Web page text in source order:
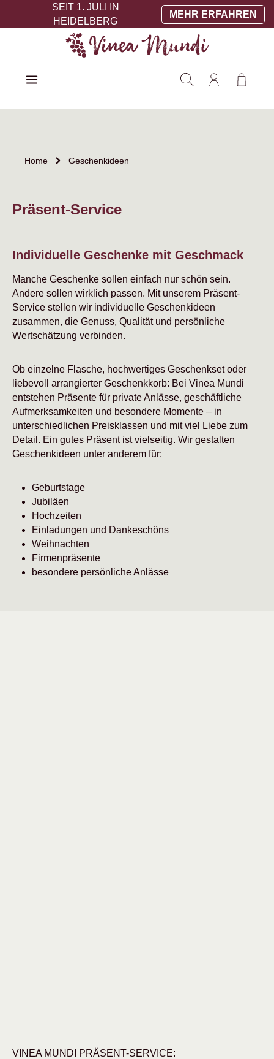
Zum Hauptinhalt springen
SEIT 1. JULI IN
HEIDELBERG
MEHR ERFAHREN
Home Geschenkideen
Präsent-Service
Individuelle Geschenke mit Geschmack
Manche Geschenke sollen einfach nur schön sein.
Andere sollen wirklich passen. Mit unserem Präsent-
Service stellen wir individuelle Geschenkideen
zusammen, die Genuss, Qualität und persönliche
Wertschätzung verbinden.
Ob einzelne Flasche, hochwertiges Geschenkset oder
liebevoll arrangierter Geschenkkorb: Bei Vinea Mundi
entstehen Präsente für private Anlässe, geschäftliche
Aufmerksamkeiten und besondere Momente – in
unterschiedlichen Preisklassen und mit viel Liebe zum
Detail. Ein gutes Präsent ist vielseitig. Wir gestalten
Geschenkideen unter anderem für:
Geburtstage
Jubiläen
Hochzeiten
Einladungen und Dankeschöns
Weihnachten
Firmenpräsente
besondere persönliche Anlässe
VINEA MUNDI PRÄSENT-SERVICE: